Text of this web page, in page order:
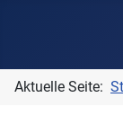
Aktuelle Seite: